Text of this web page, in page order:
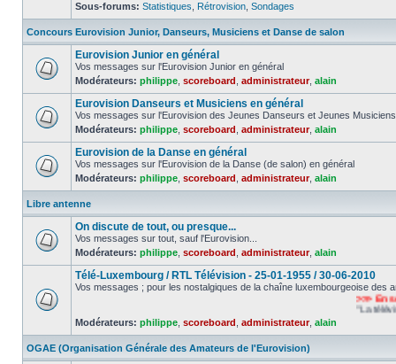
Sous-forums: Statistiques Rétrovision Sondages
Concours Eurovision Junior, Danseurs, Musiciens et Danse de salon
Eurovision Junior en général
Vos messages sur l'Eurovision Junior en général
Modérateurs: philippe scoreboard administrateur, alain
Eurovision Danseurs et Musiciens en général
Vos messages sur l'Eurovision des Jeunes Danseurs et Jeunes
Modérateurs: philippe scoreboard administrateur, alain
Eurovision de la Danse en général
Vos messages sur l'Eurovision de la Danse (de salon) en général
Modérateurs: philippe scoreboard administrateur, alain
Libre antenne
On discute de tout, ou presque...
Vos messages sur tout, sauf l'Eurovision...
Modérateurs: philippe scoreboard administrateur, alain
Télé-Luxembourg / RTL Télévision - 25-01-1955 / 30-06-2010
Vos messages ; pour les nostalgiques de la chaîne luxembourgeoise des
>>> En
"La
Modérateurs: philippe scoreboard administrateur, alain
OGAE (Organisation Générale des Amateurs de l'Eurovision)